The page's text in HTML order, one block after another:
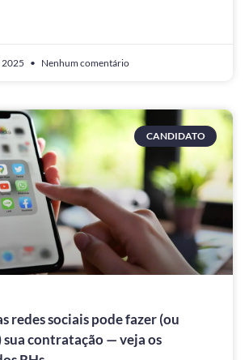
2025 Nenhum comentário
CANDIDATO
redes sociais pode fazer (ou
sua contratação — veja os